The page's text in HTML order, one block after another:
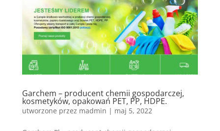
Garchem – producent chemii gospodarczej,
kosmetyków, opakowań PET, PP, HDPE.
utworzone przez madmin | maj 5, 2022